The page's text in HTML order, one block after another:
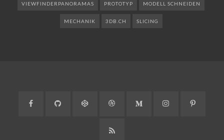
VIEWFINDERPANORAMAS PROTOTYP MODELL SCHNEIDEN
MECHANIK 3DB.CH SLICING
Facebook GitHub CodePen DribbbleMedium Instagram
RSS